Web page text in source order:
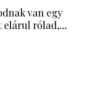
van egy
elárul rólad,...